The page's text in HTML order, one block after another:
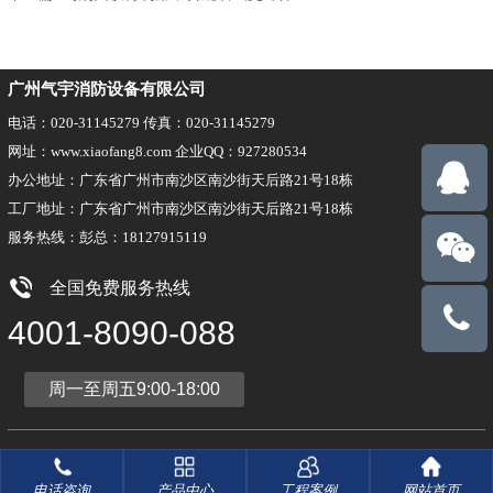
广州气宇消防设备有限公司
电话：020-31145279 传真：020-31145279
网址：www.xiaofang8.com 企业QQ：927280534
办公地址：广东省广州市南沙区南沙街天后路21号18栋
工厂地址：广东省广州市南沙区南沙街天后路21号18栋
服务热线：彭总：18127915119
全国免费服务热线
4001-8090-088
周一至周五9:00-18:00
版权所有：广州气宇消防设备有限公司
粤ICP备17008734号-5